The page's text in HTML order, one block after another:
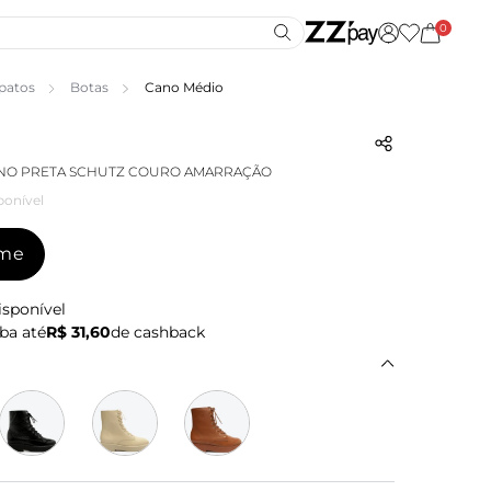
0
Botas Cano Médio
PRETA SCHUTZ COURO AMARRAÇÃO
atéR$ 31,60de cashback